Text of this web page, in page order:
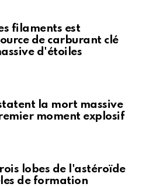
filaments est
de carburant clé
d'étoiles
la mort massive
moment explosif
lobes de l'astéroïde
de formation